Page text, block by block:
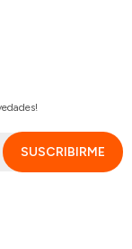
SUSCRIBIRME